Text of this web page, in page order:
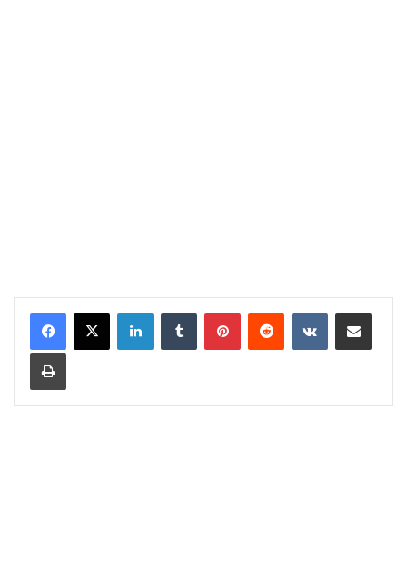
LinkedInTumblr PinterestReddit VKontakteShare via Email
Print